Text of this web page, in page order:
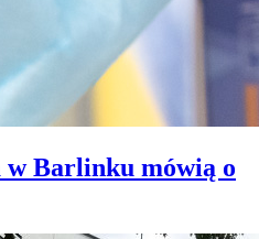
Barlinku mówią o